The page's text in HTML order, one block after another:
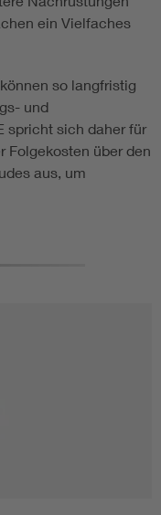
ein Vielfaches
so langfristig
und
spricht sich daher für
Folgekosten über den
aus, um